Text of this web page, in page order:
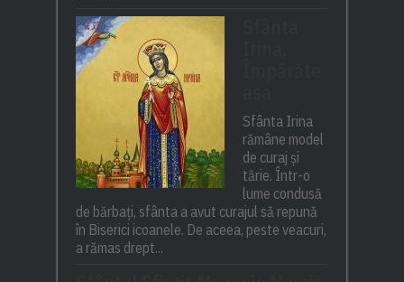
Sfânta Irina
rămâne model
de curaj și
tărie. Într-o
lume condusă
de bărbați, sfânta a avut curajul să repună
în Biserici icoanele. De aceea, peste veacuri,
a rămas drept...